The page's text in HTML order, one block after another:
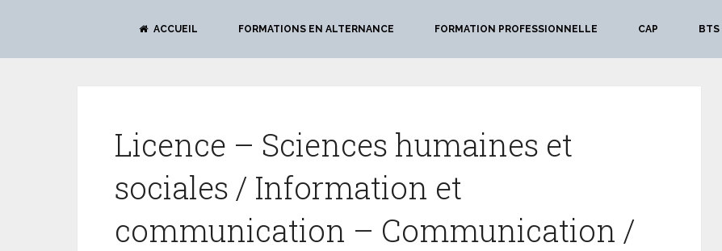
ACCUEIL FORMATIONS EN ALTERNANCE FORMATION PROFESSIONNELLE CAP BTS
Licence – Sciences humaines et
sociales / Information et
communication – Communication /